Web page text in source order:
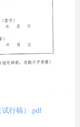
试行稿）.pdf